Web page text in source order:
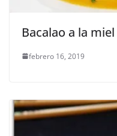
Bacalao a la miel
febrero 16, 2019